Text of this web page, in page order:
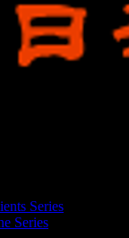
Series
Series